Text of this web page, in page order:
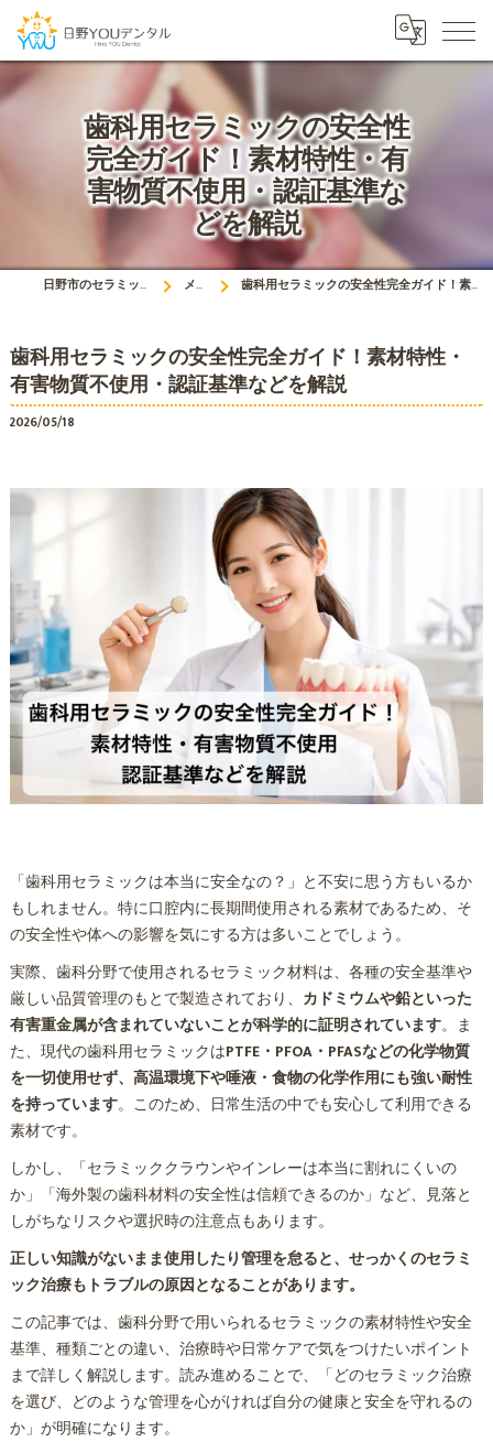
歯科用セラミックの安全性
完全ガイド！素材特性・有
害物質不使用・認証基準な
どを解説
日野市のセラミックは日野YOUデンタル メディア 歯科用セラミックの安全性完全ガイド！素材特性・有害物質不使用・認証基準などを解説
歯科用セラミックの安全性完全ガイド！素材特性・
有害物質不使用・認証基準などを解説
2026/05/18
「歯科用セラミックは本当に安全なの？」と不安に思う方もいるか
もしれません。特に口腔内に長期間使用される素材であるため、そ
の安全性や体への影響を気にする方は多いことでしょう。
実際、歯科分野で使用されるセラミック材料は、各種の安全基準や
厳しい品質管理のもとで製造されており、 カドミウムや鉛といった
有害重金属が含まれていないことが科学的に証明されています。ま
た、現代の歯科用セラミックはPTFE・PFOA・PFASなどの化学物質
を一切使用せず、高温環境下や唾液・食物の化学作用にも強い耐性
を持っています。このため、日常生活の中でも安心して利用できる
素材です。
しかし、「セラミッククラウンやインレーは本当に割れにくいの
か」「海外製の歯科材料の安全性は信頼できるのか」など、見落と
しがちなリスクや選択時の注意点もあります。
正しい知識がないまま使用したり管理を怠ると、せっかくのセラミ
ック治療もトラブルの原因となることがあります。
この記事では、歯科分野で用いられるセラミックの素材特性や安全
基準、種類ごとの違い、治療時や日常ケアで気をつけたいポイント
まで詳しく解説します。読み進めることで、「どのセラミック治療
を選び、どのような管理を心がければ自分の健康と安全を守れるの
か」が明確になります。